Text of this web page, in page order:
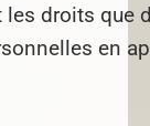
droits que
en